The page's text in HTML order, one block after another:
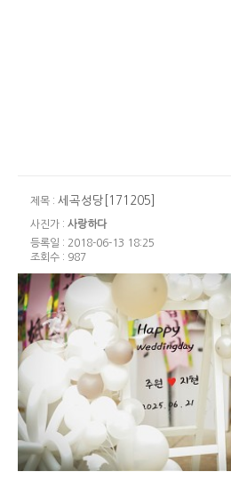
제목 : 세곡성당[171205]
사진가 : 사랑하다
등록일 : 2018-06-13 18:25
조회수 : 987
한강성당[2025.6.21]